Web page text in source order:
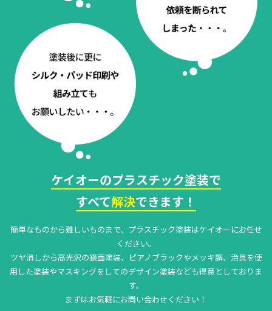
ケイオーのプラスチック塗装で
すべて解決できます！
簡単なものから難しいものまで、プラスチック塗装はケイオーにお任せ
ください。
ツヤ消しから高光沢の鏡面塗装、ピアノブラックやメッキ調、治具を使
用した塗装やマスキングをしてのデザイン塗装なども得意としておりま
す。
まずはお気軽にお問い合わせください！